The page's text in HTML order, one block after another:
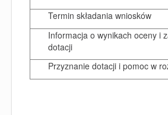
Termin składania wniosków
Informacja o wynikach oceny i
dotacji
Przyznanie dotacji i pomoc w